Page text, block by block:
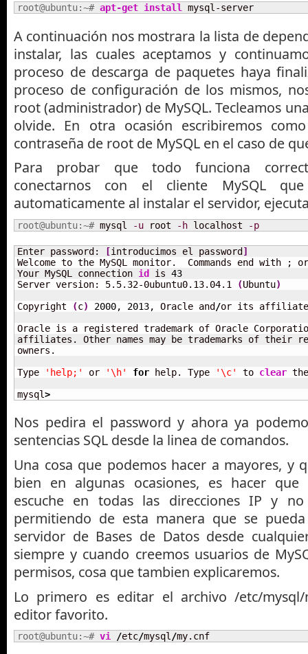
root@ubuntu:~# apt-get install mysql-server
A continuación nos mostrara la lista de
instalar, las cuales aceptamos y
proceso de descarga de paquetes haya
proceso de configuración de los mismos,
root (administrador) de MySQL. Tecleamos
olvide. En otra ocasión escribiremos
contraseña de root de MySQL en el caso de
Para probar que todo funciona
conectarnos con el cliente MySQL
automaticamente al instalar el servidor,
root@ubuntu:~# mysql -u root -h localhost -p
Enter password: [introducimos el password]
Welcome to the MySQL monitor.  Commands end with ;
Your MySQL connection id is 43
Server version: 5.5.32-0ubuntu0.13.04.1
(Ubuntu)
Copyright
(c) 2000, 2013, Oracle and/or its
Oracle is a registered trademark of Oracle
affiliates. Other names may be trademarks of their
owners.
Type
'help;' or '\h' for help. Type '\c' to clear
mysql>
Nos pedira el password y ahora ya
sentencias SQL desde la linea de comandos.
Una cosa que podemos hacer a mayores, y
bien en algunas ocasiones, es hacer que
escuche en todas las direcciones IP y
permitiendo de esta manera que se
servidor de Bases de Datos desde
siempre y cuando creemos usuarios de
permisos, cosa que tambien explicaremos.
Lo primero es editar el archivo /etc/
editor favorito.
root@ubuntu:~# vi /etc/mysql/my.cnf